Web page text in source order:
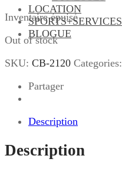
LOCATION
SPORTS+SERVICES
BLOGUE
Inventaire épuisé
Out of stock
SKU: CB-2120 Categories:
Partager
Description
Description